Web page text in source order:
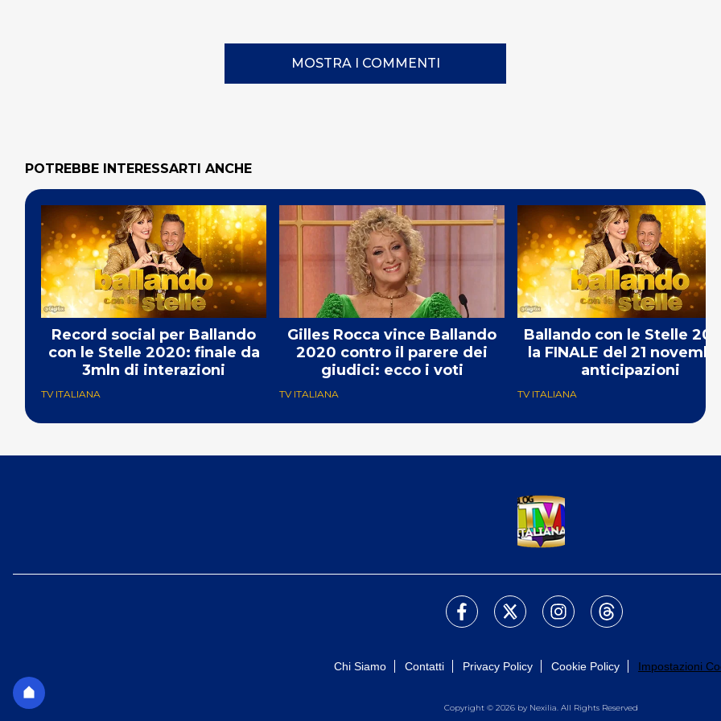
MOSTRA I COMMENTI
POTREBBE INTERESSARTI ANCHE
Record social per Ballando
con le Stelle 2020: finale da
3mln di interazioni
TV ITALIANA
Gilles Rocca vince Ballando
2020 contro il parere dei
giudici: ecco i voti
TV ITALIANA
Ballando con le Stelle
la FINALE del 21
anticipazioni
TV ITALIANA
Chi Siamo Contatti Privacy Policy Cookie Policy Impostazioni
Copyright © 2026 by Nexilia. All Rights Reserved